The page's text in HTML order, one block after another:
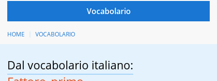
HOME VOCABOLARIO
Dal vocabolario italiano: